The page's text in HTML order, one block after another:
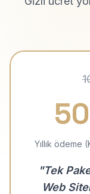
Yıllık ödeme
"Tek
Web